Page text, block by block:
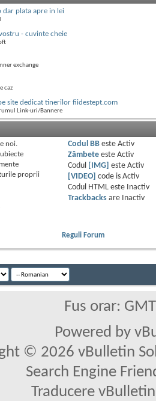
dar plata apre in lei
- cuvinte cheie
exchange
caz
site dedicat tinerilor fiidestept.com
Link-uri/Bannere
noi.
proprii
Codul BBeste Activ
Zâmbeteeste Activ
Codul
[IMG] este Activ
[VIDEO] code is Activ
Codul HTML este
Inactiv
Trackbacksare
Inactiv
Reguli Forum
Fus orar:
Powered by
© 2026 vBulletin
Search Engine
Traducere